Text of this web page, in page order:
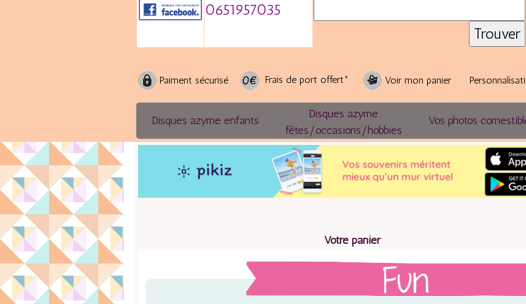
0651957035
Paiment sécurisé Frais de port offert* Voir mon panier
Disques azyme enfants
Disques azyme
fêtes/occasions/hobbies
Vos photos
Votre panier